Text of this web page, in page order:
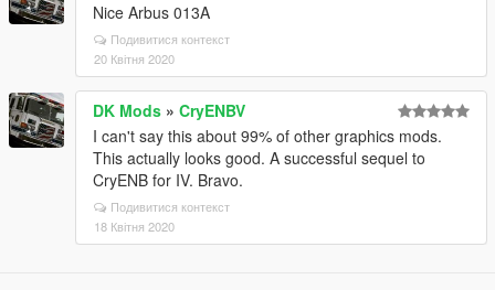
Nice Arbus 013A
Подивитися контекст
20 Квітня 2020
DK Mods » CryENBV
I can't say this about 99% of other graphics mods.
This actually looks good. A successful sequel to
CryENB for IV. Bravo.
Подивитися контекст
18 Квітня 2020